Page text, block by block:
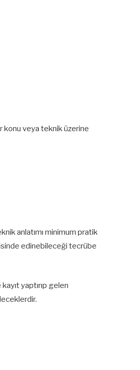
konu veya teknik üzerine
anlatımı minimum pratik
edinebileceği tecrübe
yaptırıp gelen